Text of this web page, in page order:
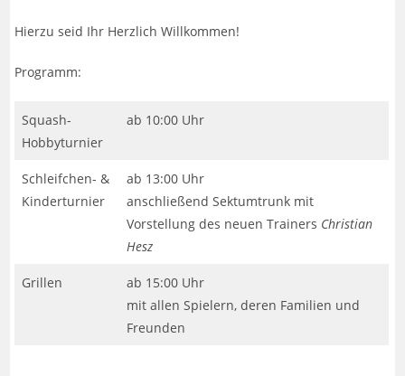
Hierzu seid Ihr Herzlich Willkommen!
Programm:
Squash-
Hobbyturnier
ab 10:00 Uhr
Schleifchen- &
Kinderturnier
ab 13:00 Uhr
anschließend Sektumtrunk mit
Vorstellung des neuen Trainers Christian
Hesz
Grillen
ab 15:00 Uhr
mit allen Spielern, deren Familien und
Freunden